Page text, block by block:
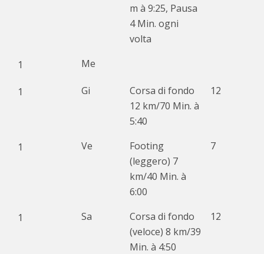
m à 9:25, Pausa
4 Min. ogni
volta
1 Me
1 Gi
Corsa di fondo
12 km/70 Min. à
5:40
12
1 Ve
Footing
(leggero) 7
km/40 Min. à
6:00
7
1 Sa
Corsa di fondo
(veloce) 8 km/39
Min. à 4:50
12